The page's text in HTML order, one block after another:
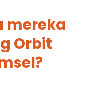
mereka
Orbit